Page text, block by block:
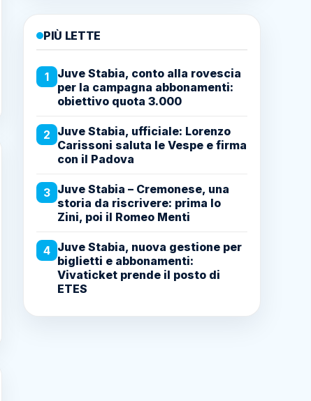
PIÙ LETTE
1
Juve Stabia, conto alla rovescia
per la campagna abbonamenti:
obiettivo quota 3.000
2 Juve Stabia, ufficiale: Lorenzo
Carissoni saluta le Vespe e firma
con il Padova
3 Juve Stabia – Cremonese, una
storia da riscrivere: prima lo
Zini, poi il Romeo Menti
4 Juve Stabia, nuova gestione per
biglietti e abbonamenti:
Vivaticket prende il posto di
ETES